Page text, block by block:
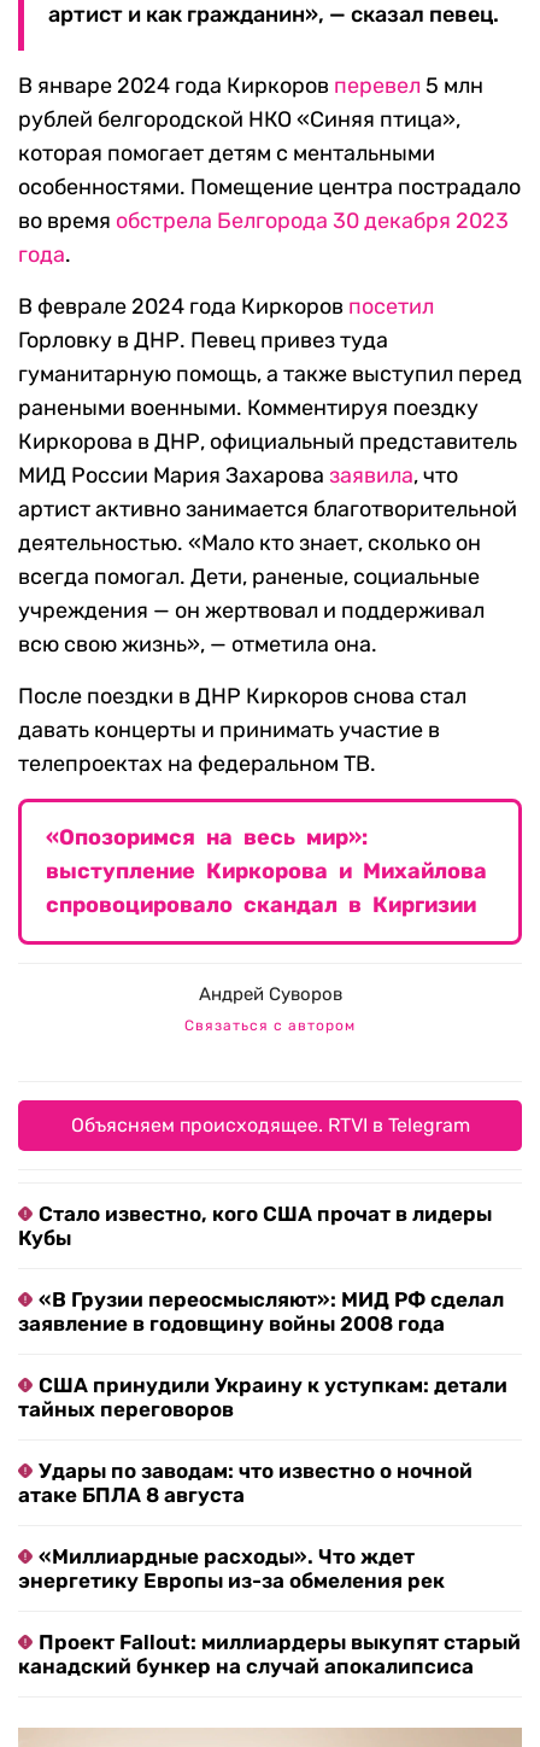
артист и как гражданин», — сказал певец.
В январе 2024 года Киркоров перевел 5 млн
рублей белгородской НКО «Синяя птица»,
которая помогает детям с ментальными
особенностями. Помещение центра пострадало
во время обстрела Белгорода 30 декабря 2023
года.
В феврале 2024 года Киркоров посетил
Горловку в ДНР. Певец привез туда
гуманитарную помощь, а также выступил перед
ранеными военными. Комментируя поездку
Киркорова в ДНР, официальный представитель
МИД России Мария Захарова заявила, что
артист активно занимается благотворительной
деятельностью. «Мало кто знает, сколько он
всегда помогал. Дети, раненые, социальные
учреждения — он жертвовал и поддерживал
всю свою жизнь», — отметила она.
После поездки в ДНР Киркоров снова стал
давать концерты и принимать участие в
телепроектах на федеральном ТВ.
«Опозоримся на весь мир»:
выступление Киркорова и Михайлова
спровоцировало скандал в Киргизии
Андрей Суворов
Связаться с автором
Объясняем происходящее. RTVI в Telegram
Стало известно, кого США прочат в лидеры
Кубы
«В Грузии переосмысляют»: МИД РФ сделал
заявление в годовщину войны 2008 года
США принудили Украину к уступкам: детали
тайных переговоров
Удары по заводам: что известно о ночной
атаке БПЛА 8 августа
«Миллиардные расходы». Что ждет
энергетику Европы из-за обмеления рек
Проект Fallout: миллиардеры выкупят старый
канадский бункер на случай апокалипсиса